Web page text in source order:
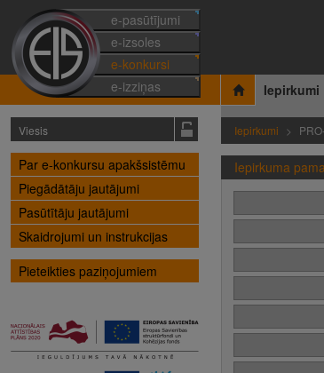
e-pasūtījumi
e-izsoles
e-konkursi
e-izziņas
Iepirkumi
Viesis
Par e-konkursu apakšsistēmu
Piegādātāju jautājumi
Pasūtītāju jautājumi
Skaidrojumi un instrukcijas
Pieteikties paziņojumiem
Iepirkumi
Iepirkuma